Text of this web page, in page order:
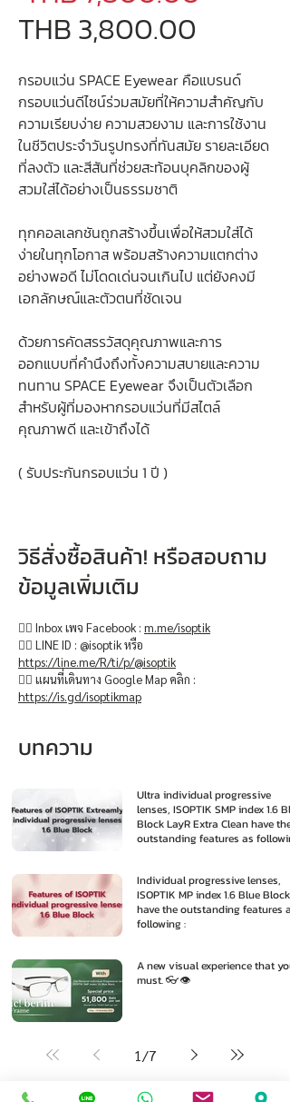
THB 3,800.00
Price
กรอบแว่น SPACE Eyewear คือแบรนด์
กรอบแว่นดีไซน์ร่วมสมัยที่ให้ความสำคัญกับ
ความเรียบง่าย ความสวยงาม และการใช้งาน
ในชีวิตประจำวันรูปทรงที่ทันสมัย รายละเอียด
ที่ลงตัว และสีสันที่ช่วยสะท้อนบุคลิกของผู้
สวมใส่ได้อย่างเป็นธรรมชาติ
ทุกคอลเลกชันถูกสร้างขึ้นเพื่อให้สวมใส่ได้
ง่ายในทุกโอกาส พร้อมสร้างความแตกต่าง
อย่างพอดี ไม่โดดเด่นจนเกินไป แต่ยังคงมี
เอกลักษณ์และตัวตนที่ชัดเจน
ด้วยการคัดสรรวัสดุคุณภาพและการ
ออกแบบที่คำนึงถึงทั้งความสบายและความ
ทนทาน SPACE Eyewear จึงเป็นตัวเลือก
สำหรับผู้ที่มองหากรอบแว่นที่มีสไตล์
คุณภาพดี และเข้าถึงได้
( รับประกันกรอบแว่น 1 ปี )
วิธีสั่งซื้อสินค้า! หรือสอบถาม
ข้อมูลเพิ่มเติม
👉🏻 Inbox เพจ Facebook : m.me/isoptik
👉🏻 LINE ID : @isoptik หรือ
https://line.me/R/ti/p/@isoptik
👉🏻 แผนที่เดินทาง Google Map คลิก :
https://is.gd/isoptikmap
บทความ
Ultra individual progressive
lenses, ISOPTIK SMP index 1.6
Block LayR Extra Clean have the
outstanding features as
Individual progressive lenses,
ISOPTIK MP index 1.6 Blue Block
have the outstanding features as
following :
A new visual experience that you
must. 👓👁️
1/7